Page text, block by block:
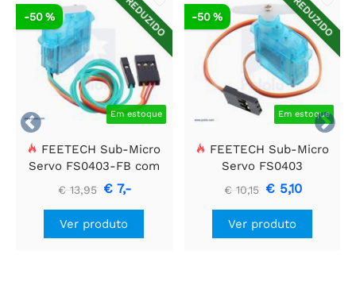


REDUZIDO
Em estoque
-50 %
FEETECH Sub-Micro
Servo FS0403-FB com
feedback de posição
€ 13,95 € 7,-
Ver produto
REDUZIDO
Em estoque
-50 %
FEETECH Sub-Micro
Servo FS0403
€ 10,15 € 5,10
Ver produto